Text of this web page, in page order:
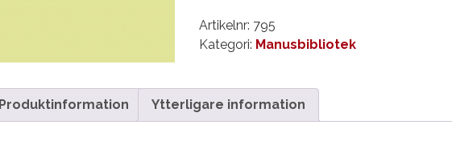
Artikelnr: 795
Kategori: Manusbibliotek
Produktinformation Ytterligare information